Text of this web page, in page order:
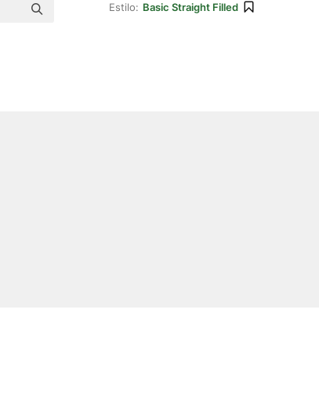
Estilo: Basic Straight Filled